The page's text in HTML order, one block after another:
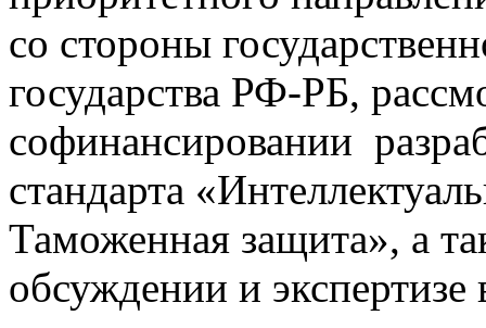
со стороны
государства РФ-РБ,
софинансировании
стандарта
Таможенная защита», а
обсуждении и